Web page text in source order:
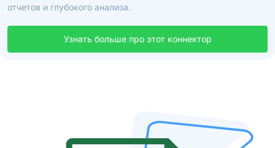
отчетов и глубокого анализа.
Узнать больше про этот коннектор